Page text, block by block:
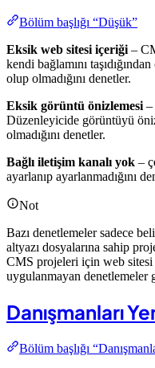
Bölüm başlığı “Düşük”
Eksik web sitesi içeriği–
kendi bağlamını
olup olmadığını denetler.
Eksik görüntü önizlemesi–
Düzenleyicide görüntüyü
olmadığını denetler.
Bağlı iletişim kanalı yok –
ayarlanıp ayarlanmadığını
Not
Bazı denetlemeler sadece
altyazı dosyalarına sahip
CMS projeleri için web
uygulanmayan denetlemeler
Danışmanları
Bölüm başlığı